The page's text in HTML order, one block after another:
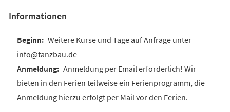
Informationen
Weitere Kurse und Tage auf Anfrage unter
info@tanzbau.de
Anmeldung per Email erforderlich! Wir
bieten in den Ferien teilweise ein Ferienprogramm, die
Anmeldung hierzu erfolgt per Mail vor den Ferien.